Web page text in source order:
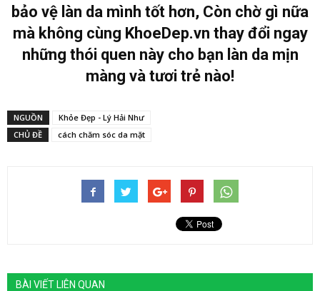
bảo vệ làn da mình tốt hơn, Còn chờ gì nữa
mà không cùng KhoeDep.vn thay đổi ngay
những thói quen này cho bạn làn da mịn
màng và tươi trẻ nào!
NGUỒN
Khỏe Đẹp - Lý Hải Như
CHỦ ĐỀ
cách chăm sóc da mặt
BÀI VIẾT LIÊN QUAN